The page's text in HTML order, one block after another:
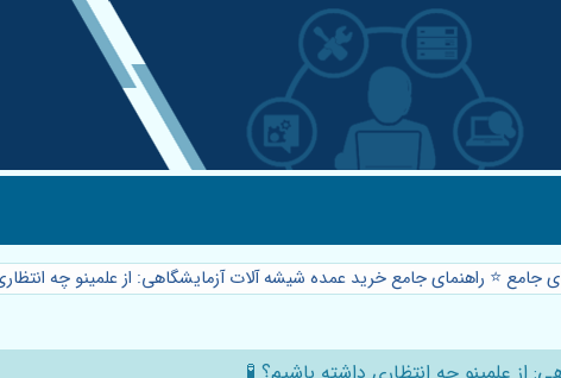
جامع ⭐️ راهنمای جامع خرید عمده شیشه آلات آزمایشگاهی: از علمینو چه